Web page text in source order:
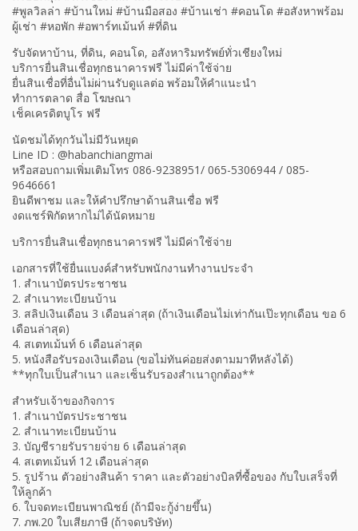
#พูลวิลล่า #บ้านใหม่ #บ้านมือสอง #บ้านเช่า #คอนโด #อสังหาพร้อม
ผู้เช่า #หอพัก #อพาร์ทเม้นท์ #ที่ดิน
รับจัดหาบ้าน, ที่ดิน, คอนโด, อสังหาริมทรัพย์ทั่วเชียงใหม่
บริการยื่นสินเชื่อทุกธนาคารฟรี ไม่มีค่าใช้จ่าย
ยื่นสินเชื่อที่อื่นไม่ผ่านรับดูแลต่อ พร้อมให้คำแนะนำ
ทำการตลาด สื่อ โฆษณา
เช็คเครดิตบูโร ฟรี
นัดชมได้ทุกวันไม่มีวันหยุด
Line ID : @habanchiangmai
หรือสอบถามเพิ่มเติมโทร 086-9238951/ 065-5306944 / 085-
9646661
ยินดีพาชม และให้คำปรึกษาด้านสินเชื่อ ฟรี
งดแชร์พิกัดหากไม่ได้นัดหมาย
บริการยื่นสินเชื่อทุกธนาคารฟรี ไม่มีค่าใช้จ่าย
เอกสารที่ใช้ยื่นแบงค์สำหรับพนักงานทำงานประจำ
1. สำเนาบัตรประชาชน
2. สำเนาทะเบียนบ้าน
3. สลิปเงินเดือน 3 เดือนล่าสุด (ถ้าเงินเดือนไม่เท่ากันเป๊ะทุกเดือน ขอ 6
เดือนล่าสุด)
4. สเตทเม้นท์ 6 เดือนล่าสุด
5. หนังสือรับรองเงินเดือน (ขอไม่ทันค่อยส่งตามมาทีหลังได้)
**ทุกใบเป็นสำเนา และเซ็นรับรองสำเนาถูกต้อง**
สำหรับเจ้าของกิจการ
1. สำเนาบัตรประชาชน
2. สำเนาทะเบียนบ้าน
3. บัญชีรายรับรายจ่าย 6 เดือนล่าสุด
4. สเตทเม้นท์ 12 เดือนล่าสุด
5. รูปร้าน ตัวอย่างสินค้า ราคา และตัวอย่างบิลที่ซื้อของ กับใบเสร็จที่
ให้ลูกค้า
6. ใบจดทะเบียนพาณิชย์ (ถ้ามีจะกู้ง่ายขึ้น)
7. ภพ.20 ใบเสียภาษี (ถ้าจดบริษัท)